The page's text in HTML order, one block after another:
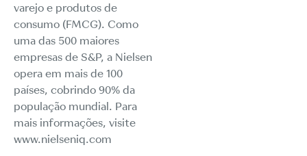
varejo e produtos de
consumo (FMCG). Como
uma das 500 maiores
empresas de S&P, a Nielsen
opera em mais de 100
países, cobrindo 90% da
população mundial. Para
mais informações, visite
www.nielseniq.com